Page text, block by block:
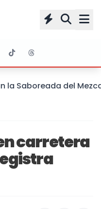
la Saboreada del
carretera